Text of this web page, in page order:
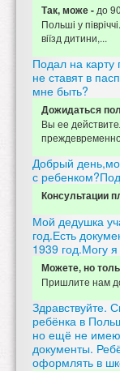
Так, може - до
Польші у
віїзд дитини,...
Подал на карту
не ставят в
мне быть?
Дожидаться
Вы ее
Добрый
с
Консультации
Мой дедушка
год.Есть
1939 год.Могу я
Можете, но
Пришлите нам
Здравствуйте.
ребёнка в
но ещё не
документы.
оформлять в